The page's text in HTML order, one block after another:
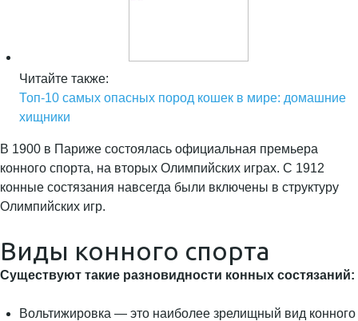
Читайте также:
Топ-10 самых опасных пород кошек в мире: домашние
хищники
В 1900 в Париже состоялась официальная премьера
конного спорта, на вторых Олимпийских играх. С 1912
конные состязания навсегда были включены в структуру
Олимпийских игр.
Виды конного спорта
Существуют такие разновидности конных состязаний:
Вольтижировка — это наиболее зрелищный вид конного